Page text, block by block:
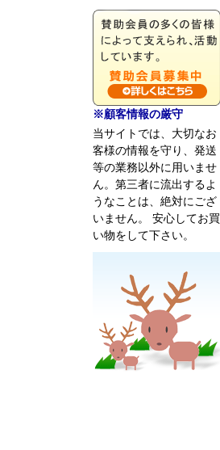
※顧客情報の厳守
当サイトでは、大切なお
客様の情報を守り、発送
等の業務以外に用いませ
ん。第三者に流出するよ
うなことは、絶対にござ
いません。 安心してお買
い物をして下さい。